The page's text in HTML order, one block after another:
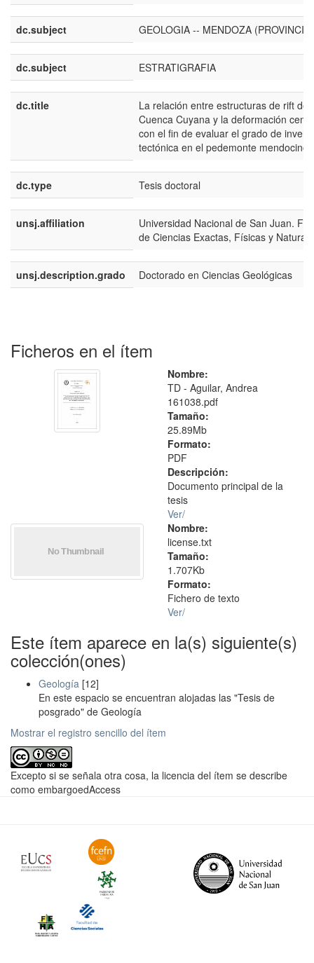
dc.subject GEOLOGIA -- MENDOZA (PROVINCIA)
dc.subject ESTRATIGRAFIA
dc.title
La relación entre estructuras de rift de
Cuenca Cuyana y la deformación
con el fin de evaluar el grado de
tectónica en el pedemonte mendocino
dc.type Tesis doctoral
unsj.affiliation
Universidad Nacional de San Juan.
de Ciencias Exactas, Físicas y
unsj.description.grado Doctorado en Ciencias Geológicas
Ficheros en el ítem
Nombre:
TD - Aguilar, Andrea
161038.pdf
Tamaño:
25.89Mb
Formato:
PDF
Descripción:
Documento principal de la
tesis
Ver/
Nombre:
license.txt
Tamaño:
1.707Kb
Formato:
Fichero de texto
Ver/
Este ítem aparece en la(s) siguiente(s)
colección(ones)
Geología [12]
En este espacio se encuentran alojadas las "Tesis de
posgrado" de Geología
Mostrar el registro sencillo del ítem
Excepto si se señala otra cosa, la licencia del ítem se describe
como embargoedAccess